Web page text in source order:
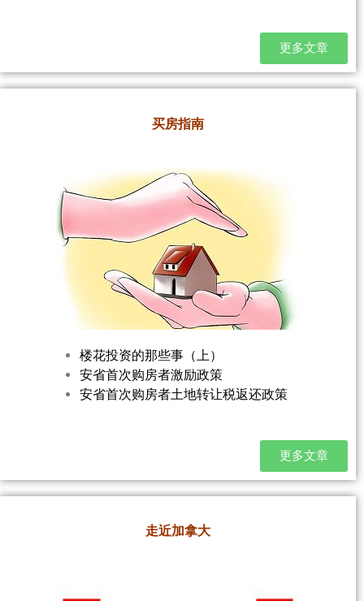
更多文章
买房指南
楼花投资的那些事（上）
安省首次购房者激励政策
安省首次购房者土地转让税返还政策
更多文章
走近加拿大